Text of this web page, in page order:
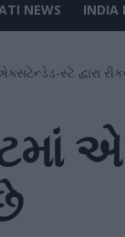
NEWS INDIA
સ્ટે દ્વારા